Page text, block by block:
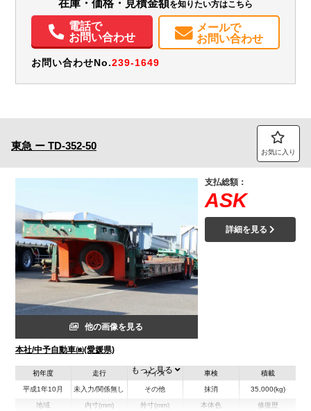
在庫・価格・見積金額を知りたい方はこちら
電話で
お問い合わせ
メールで
お問い合わせ
お問い合わせNo.239-1649
東急 ー TD-352-50 お気に入り
他の画像を見る
本社/中予自動車㈱(愛媛県)
支払総額：
ASK
詳細を見る
初年度
平成1年10月
走行
未入力/関係無し
サイズ
その他
車検
抹消
積載
35,000(kg)
地域 内寸(mm) 外寸(mm) 本体色 修復歴
もっと見る